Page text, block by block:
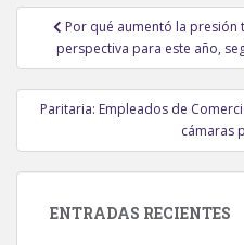
Navegación
entradas
Por qué aumentó la presión
perspectiva para este año,
Paritaria: Empleados de
cámaras
ENTRADAS RECIENTES